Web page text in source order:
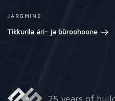
Next
Post
JÄRGMINE
Tikkurila äri- ja büroohoone
25 years of